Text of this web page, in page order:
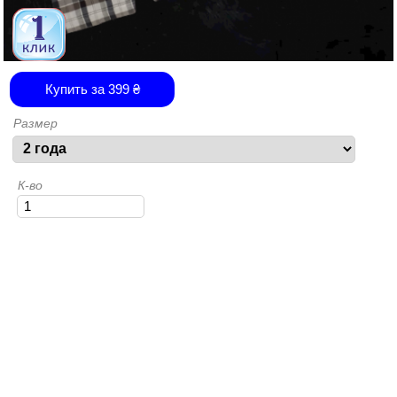
Купить за 399₴
Размер
К-во